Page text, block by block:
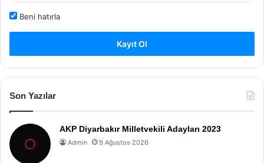
Beni hatırla
Kayıt Ol
Son Yazılar
AKP Diyarbakır Milletvekili Adayları 2023
Admin 9 Ağustos 2026